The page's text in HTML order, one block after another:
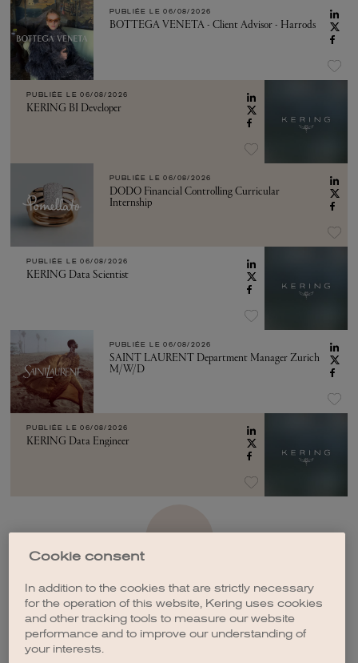
PUBLIÉE LE 06/08/2026
BOTTEGA VENETA - Client Advisor - Harrods
PUBLIÉE LE 06/08/2026
KERING BI Developer
PUBLIÉE LE 06/08/2026
DODO Financial Controlling Curricular
Internship
PUBLIÉE LE 06/08/2026
KERING Data Scientist
PUBLIÉE LE 06/08/2026
SAINT LAURENT Department Manager Zurich
M/W/D
PUBLIÉE LE 06/08/2026
KERING Data Engineer
CRÉER UNE ALERTE
Cookie consent
In addition to the cookies that are strictly necessary
for the operation of this website, Kering uses cookies
and other tracking tools to measure our website
performance and to improve our understanding of
your interests.